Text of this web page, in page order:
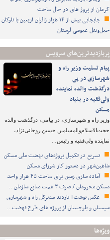
کرمان از پروژ های در حال ساخت
جابجایی بیش از ۱۴ هزار زائران اربعین با ناوگان
حمل‌ونقل عمومی لرستان
پربازدیدترین‌های سرویس
پیام تسلیت وزیر راه و
شهرسازی در پی
درگذشت والده نماینده
ولی‌فقیه در بنیاد
مسکن
وزیر راه و شهرسازی، در پیامی، درگذشت والده
حجت‌الاسلام‌والمسلمین حسین روحانی‌نژاد،
نماینده ولی‌فقیه و رئیس…
تسریع در تکمیل پروژه‌های نهضت ملی مسکن
شاهین‌شهر در دستور کار شورای مسکن
آماده سازی زمین برای ساخت ۴۵ هزار واحد
مسکن محرومان / صرف ۳ همت منابع سازمان…
عکس نوشت| بازدید مدیرکل راه و شهرسازی
سیستان و بلوچستان از پروژه های طرح نهضت…
ویژه‌ها